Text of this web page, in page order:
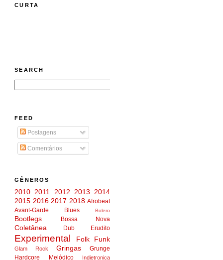
CURTA
SEARCH
FEED
Postagens
Comentários
GÊNEROS
2010 2011 2012 2013 2014
2015 2016 2017 2018 Afrobeat
Avant-Garde
Blues Bolero
Bootlegs Bossa Nova
Coletânea Dub Erudito
Experimental Folk Funk
Glam Rock Gringas
Grunge
Hardcore Melódico
Indietronica